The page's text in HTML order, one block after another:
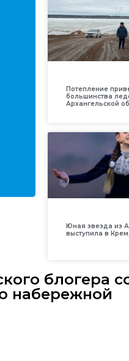
Потепление
большинства
Архангельской
Юная звезда из
выступила в
блогера
набережной